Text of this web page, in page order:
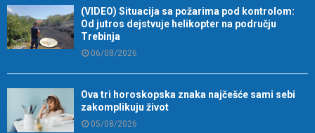
(VIDEO) Situacija sa požarima pod kontrolom:
Od jutros dejstvuje helikopter na području
Trebinja
06/08/2026
Ova tri horoskopska znaka najčešće sami sebi
zakomplikuju život
05/08/2026